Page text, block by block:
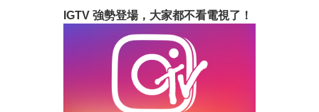
IGTV 強勢登場，大家都不看電視了！